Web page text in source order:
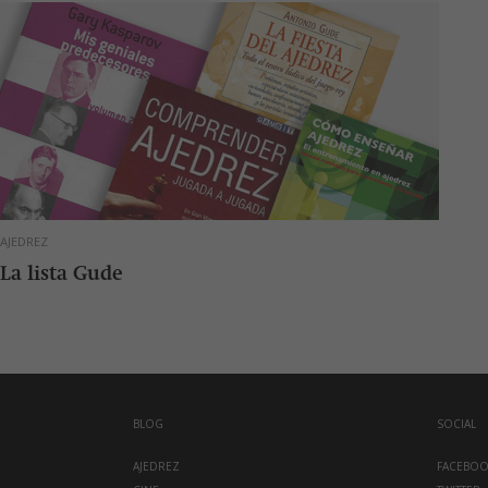
AJEDREZ
La lista Gude
BLOG
AJEDREZ
SOCIAL